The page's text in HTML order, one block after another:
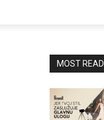
MOST READ